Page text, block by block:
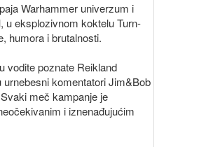
Warhammer univerzum i
u eksplozivnom koktelu Turn-
humora i brutalnosti.
vodite poznate Reikland
urnebesni komentatori Jim&Bob
meč kampanje je
i iznenađujućim